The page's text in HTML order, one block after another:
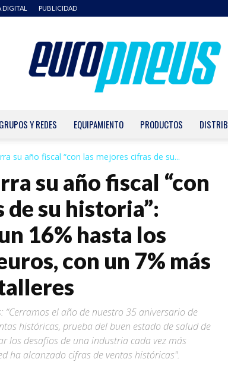
DIGITAL PUBLICIDAD
GRUPOS Y REDES EQUIPAMIENTO PRODUCTOS
su año fiscal “con las mejores cifras de su...
su año fiscal “con
su historia”:
16% hasta los
con un 7% más
“Cerramos el año de nuestro 35 aniversario de
históricas, prueba del buen estado de salud de
los desafíos de una industria cada vez más
ha alcanzado cifras de ventas históricas".